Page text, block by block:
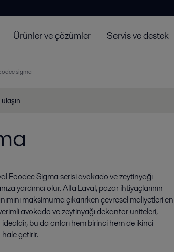
Ürünler ve çözümler Servis ve destek
sigma
Foodec Sigma serisi avokado ve zeytinyağı
yardımcı olur. Alfa Laval, pazar ihtiyaçlarının
maksimuma çıkarırken çevresel maliyetleri en
avokado ve zeytinyağı dekantör üniteleri,
idealdir, bu da onları hem birinci hem de ikinci
getirir.